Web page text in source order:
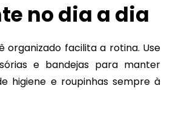
no dia a dia
organizado facilita a rotina. Use
e bandejas para manter
higiene e roupinhas sempre à